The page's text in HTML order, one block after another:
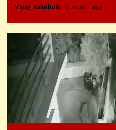
Vinay Kainthola 3 weeks ago